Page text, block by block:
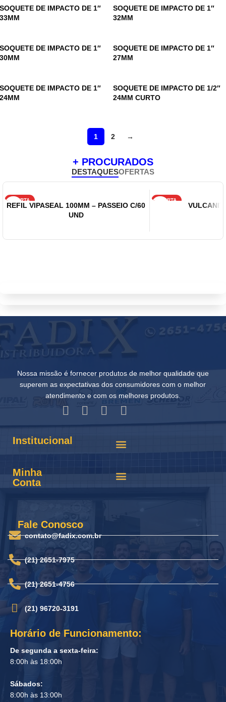
SOQUETE DE IMPACTO DE 1″
33MM
SOQUETE DE IMPACTO DE 1″
32MM
SOQUETE DE IMPACTO DE 1″
30MM
SOQUETE DE IMPACTO DE 1″
27MM
SOQUETE DE IMPACTO DE 1″
24MM
SOQUETE DE IMPACTO DE 1/2″
24MM CURTO
1 2 →
+ PROCURADOS
DESTAQUESOFERTAS
OFERTA
REFIL VIPASEAL 100MM – PASSEIO C/60
UND
OFERTA
Nossa missão é fornecer produtos de melhor qualidade que
superem as expectativas dos consumidores com o melhor
atendimento e com os melhores produtos.
Institucional
Minha
Conta
Fale Conosco
contato@fadix.com.br
(21) 2651-7975
(21) 2651-4756
(21) 96720-3191
Horário de Funcionamento:
De segunda a sexta-feira:
8:00h às 18:00h
Sábados:
8:00h às 13:00h